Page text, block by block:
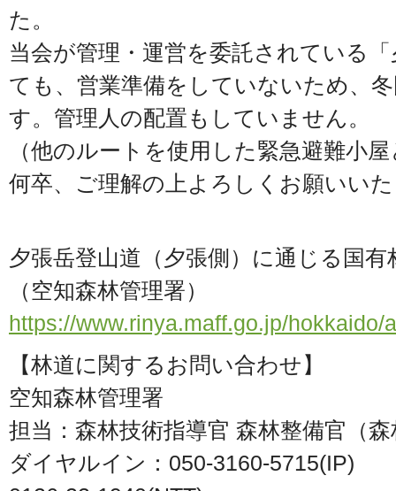
た。
当会が管理・運営を委託されている
ても、営業準備をしていないため、
す。管理人の配置もしていません。
（他のルートを使用した緊急避難小
何卒、ご理解の上よろしくお願いい
夕張岳登山道（夕張側）に通じる国
（空知森林管理署）
https://www.rinya.maff.go.jp/
【林道に関するお問い合わせ】
空知森林管理署
担当：森林技術指導官 森林整備官（
ダイヤルイン：050-3160-5715(IP)